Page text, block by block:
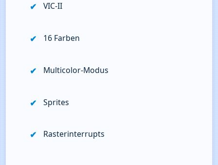
VIC‑II
16 Farben
Multicolor‑Modus
Sprites
Rasterinterrupts